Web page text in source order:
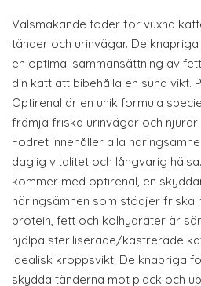
Välsmakande foder för vuxna
tänder och urinvägar. De
en optimal sammansättning av
din katt att bibehålla en sund vikt.
Optirenal är en unik formula
främja friska urinvägar och
Fodret innehåller alla
daglig vitalitet och långvarig
kommer med optirenal, en
näringsämnen som stödjer friska
protein, fett och kolhydrater är
hjälpa steriliserade/kastrerade
idealisk kroppsvikt. De knapriga
skydda tänderna mot plack och